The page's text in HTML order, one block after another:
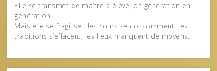
Elle se transmet de maître à élève, de génération en
génération.
Mais elle se fragilise : les cours se consomment, les
traditions s’effacent, les lieux manquent de moyens.